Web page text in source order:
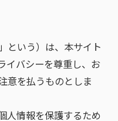
という）は、本サイト
イバシーを尊重し、お
意を払うものとしま
人情報を保護するため